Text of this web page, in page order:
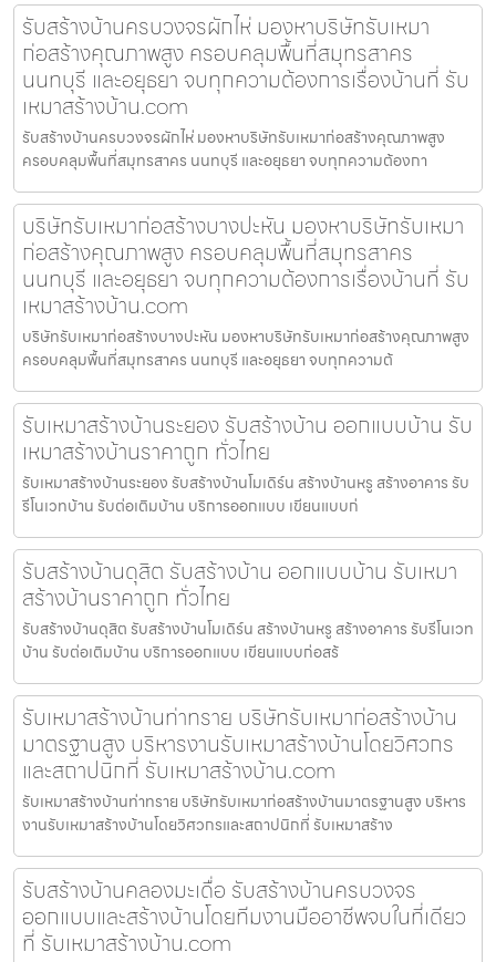
รับสร้างบ้านครบวงจรผักไห่ มองหาบริษัทรับเหมา
ก่อสร้างคุณภาพสูง ครอบคลุมพื้นที่สมุทรสาคร
นนทบุรี และอยุธยา จบทุกความต้องการเรื่องบ้านที่ รับ
เหมาสร้างบ้าน.com
รับสร้างบ้านครบวงจรผักไห่ มองหาบริษัทรับเหมาก่อสร้างคุณภาพสูง
ครอบคลุมพื้นที่สมุทรสาคร นนทบุรี และอยุธยา จบทุกความต้องกา
บริษัทรับเหมาก่อสร้างบางปะหัน มองหาบริษัทรับเหมา
ก่อสร้างคุณภาพสูง ครอบคลุมพื้นที่สมุทรสาคร
นนทบุรี และอยุธยา จบทุกความต้องการเรื่องบ้านที่ รับ
เหมาสร้างบ้าน.com
บริษัทรับเหมาก่อสร้างบางปะหัน มองหาบริษัทรับเหมาก่อสร้างคุณภาพสูง
ครอบคลุมพื้นที่สมุทรสาคร นนทบุรี และอยุธยา จบทุกความต้
รับเหมาสร้างบ้านระยอง รับสร้างบ้าน ออกแบบบ้าน รับ
เหมาสร้างบ้านราคาถูก ทั่วไทย
รับเหมาสร้างบ้านระยอง รับสร้างบ้านโมเดิร์น สร้างบ้านหรู สร้างอาคาร รับ
รีโนเวทบ้าน รับต่อเติมบ้าน บริการออกแบบ เขียนแบบก่
รับสร้างบ้านดุสิต รับสร้างบ้าน ออกแบบบ้าน รับเหมา
สร้างบ้านราคาถูก ทั่วไทย
รับสร้างบ้านดุสิต รับสร้างบ้านโมเดิร์น สร้างบ้านหรู สร้างอาคาร รับรีโนเวท
บ้าน รับต่อเติมบ้าน บริการออกแบบ เขียนแบบก่อสร้
รับเหมาสร้างบ้านท่าทราย บริษัทรับเหมาก่อสร้างบ้าน
มาตรฐานสูง บริหารงานรับเหมาสร้างบ้านโดยวิศวกร
และสถาปนิกที่ รับเหมาสร้างบ้าน.com
รับเหมาสร้างบ้านท่าทราย บริษัทรับเหมาก่อสร้างบ้านมาตรฐานสูง บริหาร
งานรับเหมาสร้างบ้านโดยวิศวกรและสถาปนิกที่ รับเหมาสร้าง
รับสร้างบ้านคลองมะเดื่อ รับสร้างบ้านครบวงจร
ออกแบบและสร้างบ้านโดยทีมงานมืออาชีพจบในที่เดียว
ที่ รับเหมาสร้างบ้าน.com